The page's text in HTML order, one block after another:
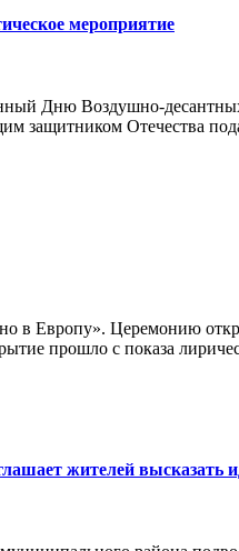
мероприятие
Дню Воздушно-
защитником Отечества
в Европу». Церемонию
прошло с показа
жителей высказать